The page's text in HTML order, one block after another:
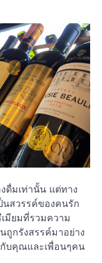
ดื่มเท่านั้น แต่ทาง
นสวรรค์ของคนรัก
มียมที่รวมความ
ถูกรังสรรค์มาอย่าง
บคุณและเพื่อนๆคน